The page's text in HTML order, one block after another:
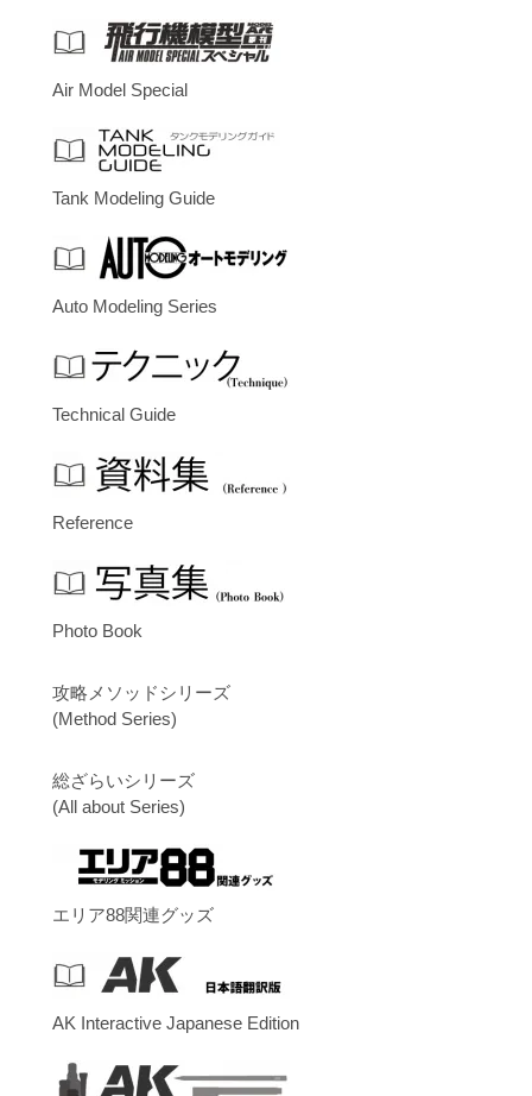
Air Model Special
Tank Modeling Guide
Auto Modeling Series
Technical Guide
Reference
Photo Book
攻略メソッドシリーズ
(Method Series)
総ざらいシリーズ
(All about Series)
エリア88関連グッズ
AK Interactive Japanese Edition